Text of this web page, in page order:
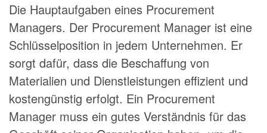
Die Hauptaufgaben eines Procurement
Managers. Der Procurement Manager ist eine
Schlüsselposition in jedem Unternehmen. Er
sorgt dafür, dass die Beschaffung von
Materialien und Dienstleistungen effizient und
kostengünstig erfolgt. Ein Procurement
Manager muss ein gutes Verständnis für das